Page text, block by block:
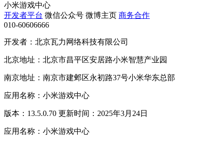
小米游戏中心
开发者平台 微信公众号 微博主页 商务合作
010-60606666
开发者：北京瓦力网络科技有限公司
北京地址：北京市昌平区安居路小米智慧产业园
南京地址：南京市建邺区永初路37号小米华东总部
应用名称：小米游戏中心
版本：13.5.0.70 更新时间：2025年3月24日
应用名称：小米游戏中心